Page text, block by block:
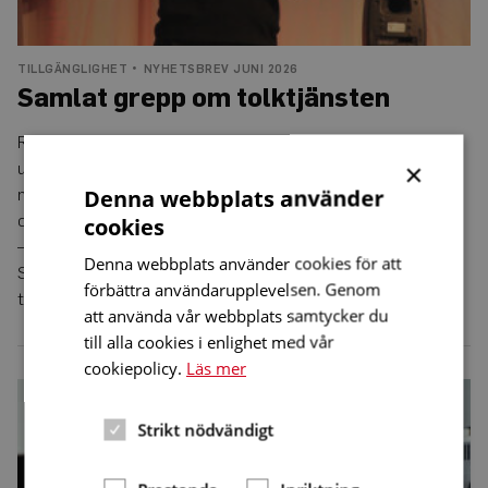
TILLGÄNGLIGHET NYHETSBREV JUNI 2026
Samlat grepp om tolktjänsten
Regeringen har gett Myndigheten för delaktighet, MFD, i
uppdrag att bidra till att tolktjänsten för döva, och personer
med hörselnedsättning eller dövblindhet följs upp, utvecklas
och håller hög kvalitet.
– Idag finns ingen samlad bild av hur tolktjänsten fungerar i
Sverige, säger Andreas Stjärnström, samordnare för
tolktjänstfunktionen på MFD.
gav
delaktighet
på
×
Denna webbplats använder
cookies
Denna webbplats använder cookies för att
förbättra användarupplevelsen. Genom
att använda vår webbplats samtycker du
till alla cookies i enlighet med vår
cookiepolicy. Läs mer
Strikt nödvändigt